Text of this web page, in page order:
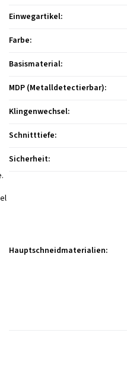
Einwegartikel:
Farbe:
Basismaterial:
MDP (Metalldetectierbar):
Klingenwechsel:
Schnitttiefe:
Sicherheit:
Hauptschneidmaterialien: